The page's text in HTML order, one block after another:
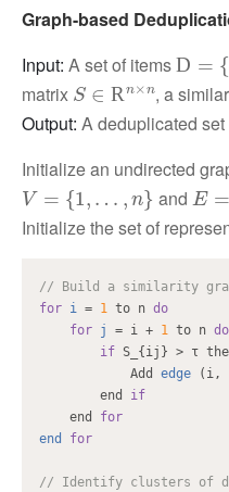
Graph-based
Input: A set of items
matrix
S∈Rn×n
, a
Output: A deduplicated
Initialize an undirected
V={1,…,n }
and
E=
Initialize the set of
// Build a similarity
for i = 1 to n do
for j = i + 1 to n do
if S_{ij} > τ
            Add
edge (i,
        end
if
    end
for
end
for
// Identify clusters of